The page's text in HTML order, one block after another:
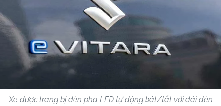
Xe được trang bị đèn pha LED tự động bật/tắt với dải đèn